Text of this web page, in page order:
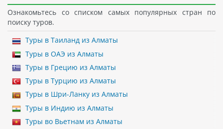
Ознакомьтесь со списком самых популярных стран по
поиску туров.
Туры в Таиланд из Алматы
Туры в ОАЭ из Алматы
Туры в Грецию из Алматы
Туры в Турцию из Алматы
Туры в Шри-Ланку из Алматы
Туры в Индию из Алматы
Туры во Вьетнам из Алматы